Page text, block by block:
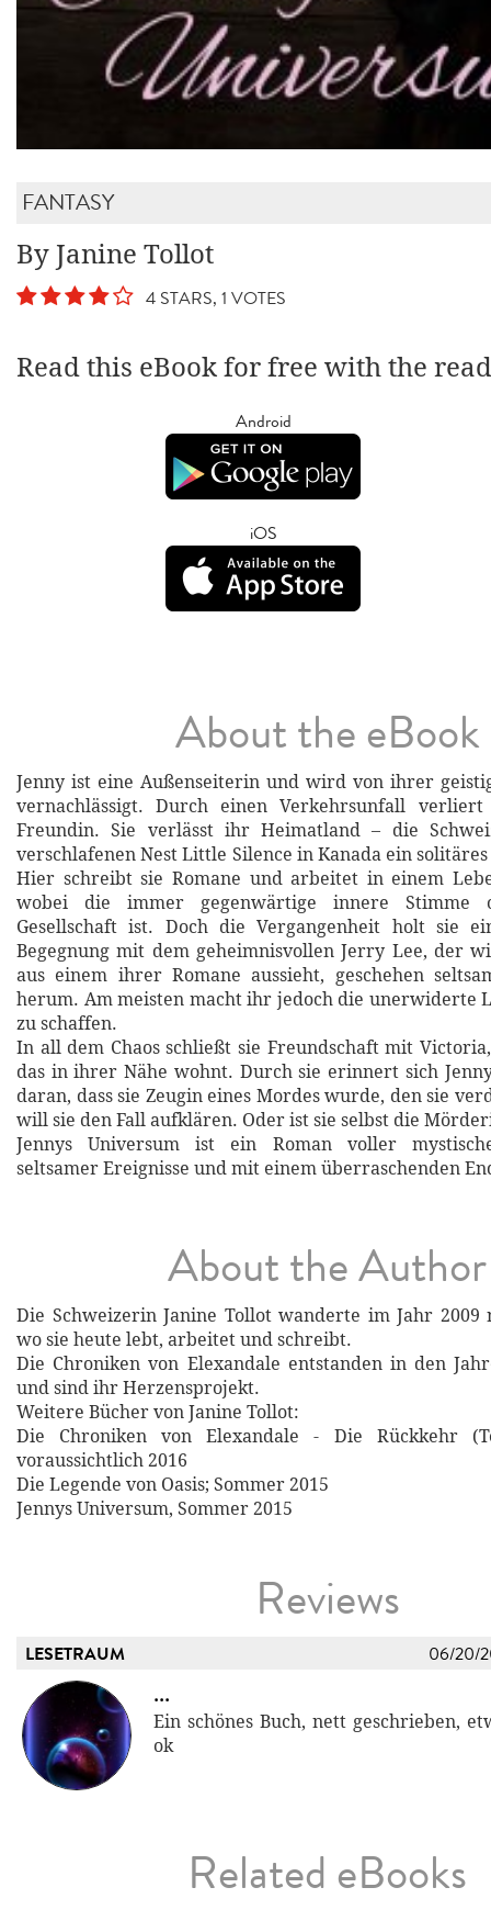
FANTASY
By Janine Tollot
4 STARS, 1 VOTES
Read this eBook for free with the
Android
iOS
About the eBook
Jenny ist eine Außenseiterin und wird von ihrer
vernachlässigt. Durch einen Verkehrsunfall
Freundin. Sie verlässt ihr Heimatland – die
verschlafenen Nest Little Silence in Kanada ein
Hier schreibt sie Romane und arbeitet in einem
wobei die immer gegenwärtige innere Stimme
Gesellschaft ist. Doch die Vergangenheit holt sie
Begegnung mit dem geheimnisvollen Jerry Lee, der
aus einem ihrer Romane aussieht, geschehen
herum. Am meisten macht ihr jedoch die unerwiderte
zu schaffen.
In all dem Chaos schließt sie Freundschaft mit
das in ihrer Nähe wohnt. Durch sie erinnert sich
daran, dass sie Zeugin eines Mordes wurde, den sie
will sie den Fall aufklären. Oder ist sie selbst die
Jennys Universum ist ein Roman voller
seltsamer Ereignisse und mit einem überraschenden
About the Author
Die Schweizerin Janine Tollot wanderte im Jahr 2009
wo sie heute lebt, arbeitet und schreibt.
Die Chroniken von Elexandale entstanden in den
und sind ihr Herzensprojekt.
Weitere Bücher von Janine Tollot:
Die Chroniken von Elexandale - Die Rückkehr
voraussichtlich 2016
Die Legende von Oasis; Sommer 2015
Jennys Universum, Sommer 2015
Reviews
LESETRAUM 06/20/
...
Ein schönes Buch, nett geschrieben,
ok
Related eBooks